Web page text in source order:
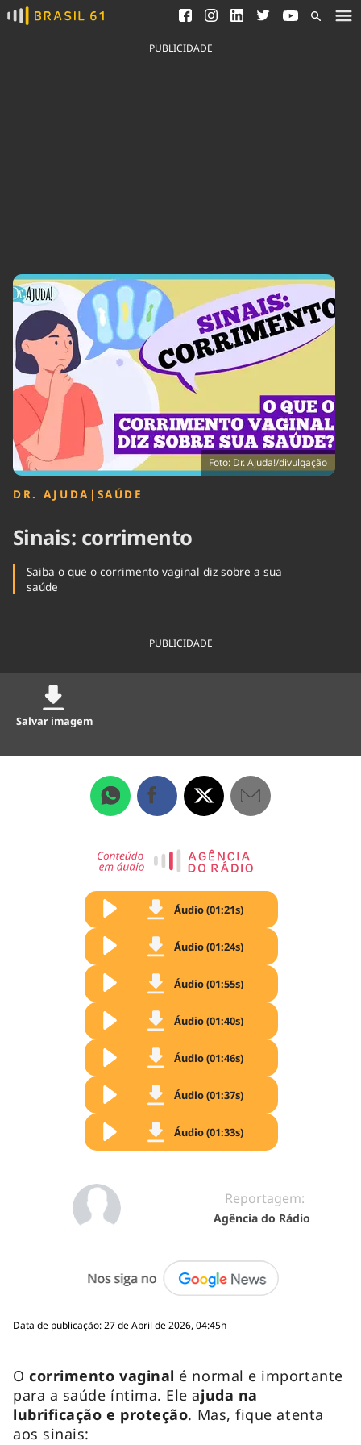
Ver todas as notícias
Saneamento
Indicadores
Agronegócios
Brasil
Brasil Mineral
Ciência &
Tecnologia
Cinema
Comportamento
Cultura
Economia
Educação
Infraestrutura
Internacional
Meio Ambiente
Podcast
Política
Saúde
Tempo
PUBLICIDADE
Foto: Dr. Ajuda!/divulgação
DR. AJUDA | SAÚDE
Sinais: corrimento
Saiba o que o corrimento vaginal diz sobre a sua
saúde
PUBLICIDADE
Salvar imagem
Áudio (01:21s)
Áudio (01:24s)
Áudio (01:55s)
Áudio (01:40s)
Áudio (01:46s)
Áudio (01:37s)
Áudio (01:33s)
Reportagem:
Agência do Rádio
Data de publicação: 27 de Abril de 2026, 04:45h
Ocorrimento vaginal é normal e importante
para a saúde íntima. Ele ajuda na
lubrificação e proteção. Mas, fique atenta
aos sinais: